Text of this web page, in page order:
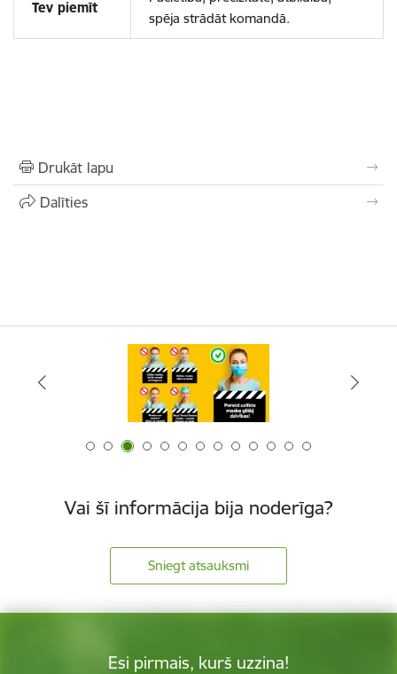
Tev piemīt
spēja strādāt komandā.
Drukāt lapu
Dalīties
Vai šī informācija bija noderīga?
Sniegt atsauksmi
Esi pirmais, kurš uzzina!